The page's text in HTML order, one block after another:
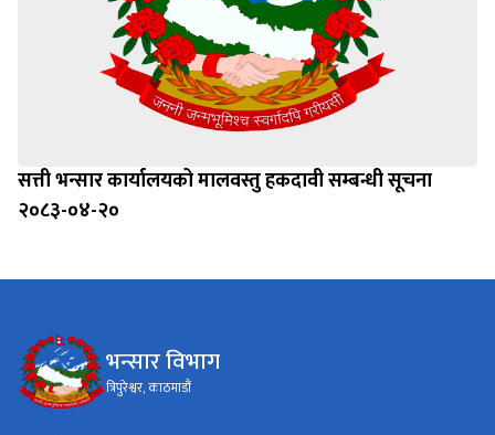
सत्ती भन्सार कार्यालयको मालवस्तु हकदावी सम्बन्धी सूचना
२०८३-०४-२०
भन्सार विभाग
त्रिपुरेश्वर, काठमाडौं